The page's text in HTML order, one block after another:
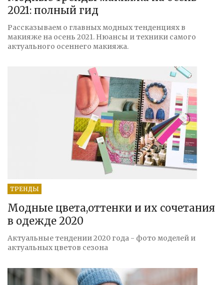
2021: полный гид
Рассказываем о главных модных тенденциях в
макияже на осень 2021. Нюансы и техники самого
актуального осеннего макияжа.
ТРЕНДЫ
Модные цвета,оттенки и их сочетания
в одежде 2020
Актуальные тендении 2020 года - фото моделей и
актуальных цветов сезона